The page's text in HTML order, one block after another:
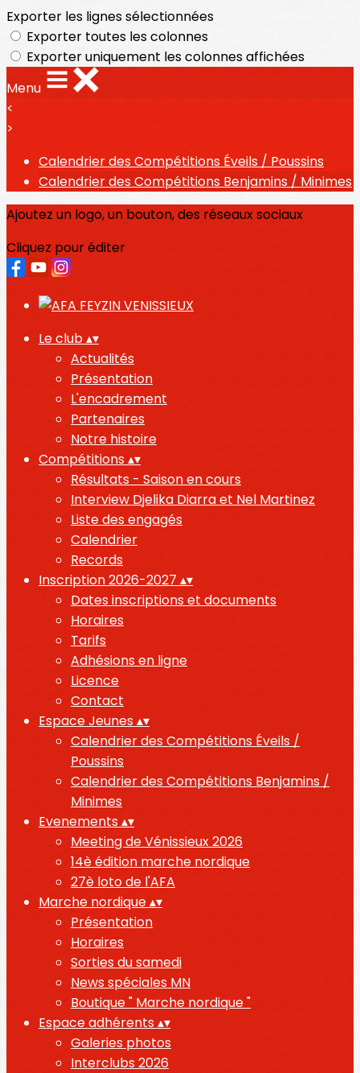
Exporter les lignes sélectionnées
Exporter toutes les colonnes
Exporter uniquement les colonnes affichées
Menu
<
>
Calendrier des Compétitions Éveils / Poussins
Calendrier des Compétitions Benjamins / Minimes
Ajoutez un logo, un bouton, des réseaux sociaux
Cliquez pour éditer
Le club▴▾
Actualités
Présentation
L'encadrement
Partenaires
Notre histoire
Compétitions▴▾
Résultats - Saison en cours
Interview Djelika Diarra et Nel Martinez
Liste des engagés
Calendrier
Records
Inscription 2026-2027 ▴▾
Dates inscriptions et documents
Horaires
Tarifs
Adhésions en ligne
Licence
Contact
Espace Jeunes▴▾
Calendrier des Compétitions Éveils /
Poussins
Calendrier des Compétitions Benjamins /
Minimes
Evenements▴▾
Meeting de Vénissieux 2026
14è édition marche nordique
27è loto de l'AFA
Marche nordique▴▾
Présentation
Horaires
Sorties du samedi
News spéciales MN
Boutique " Marche nordique "
Espace adhérents▴▾
Galeries photos
Interclubs 2026